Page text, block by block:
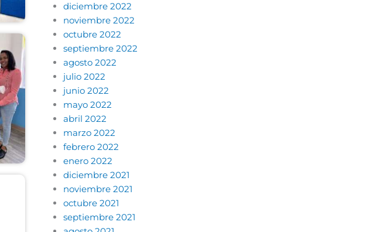
diciembre 2022
noviembre 2022
octubre 2022
septiembre 2022
agosto 2022
julio 2022
junio 2022
mayo 2022
abril 2022
marzo 2022
febrero 2022
enero 2022
diciembre 2021
noviembre 2021
octubre 2021
septiembre 2021